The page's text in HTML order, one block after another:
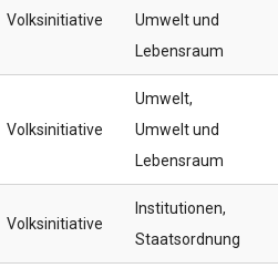
Volksinitiative
Umwelt und
Lebensraum
Volksinitiative
Umwelt,
Umwelt und
Lebensraum
Volksinitiative
Institutionen,
Staatsordnung